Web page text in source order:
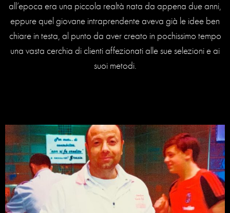
all’epoca era una piccola realtà nata da appena due anni,
eppure quel giovane intraprendente aveva già le idee ben
chiare in testa, al punto da aver creato in pochissimo tempo
una vasta cerchia di clienti affezionati alle sue selezioni e ai
suoi metodi.